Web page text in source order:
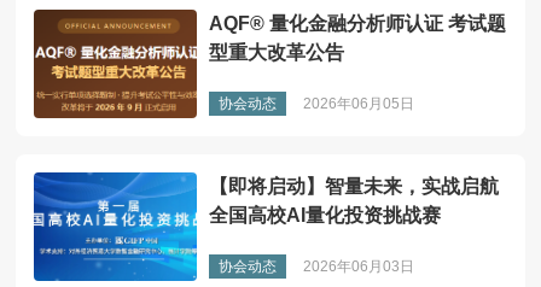
AQF® 量化金融分析师认证 考试题
型重大改革公告
协会动态 2026年06月05日
【即将启动】智量未来，实战启航
全国高校AI量化投资挑战赛
协会动态 2026年06月03日